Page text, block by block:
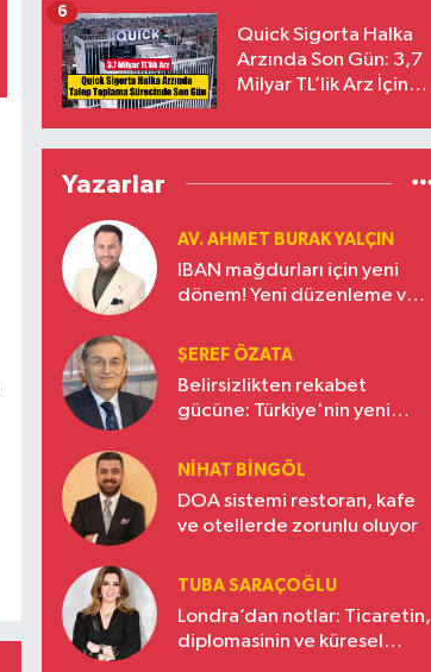
Quick Sigorta Halka
Arzında Son Gün: 3,7
Milyar TL’lik Arz İçin
Eriyor
6
Yazarlar
AV. AHMET BURAK YALÇIN
IBAN mağdurları için yeni
dönem! Yeni düzenleme ve
ŞEREF ÖZATA
Belirsizlikten rekabet
gücüne: Türkiye'nin yeni
NIHAT BINGÖL
DOA sistemi restoran, kafe
ve otellerde zorunlu oluyor
TUBA SARAÇOĞLU
Londra’dan notlar: Ticaretin,
diplomasinin ve küresel